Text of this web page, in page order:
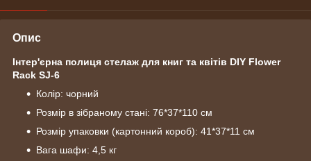
Опис
Інтер'єрна полиця стелаж для книг та квітів DIY Flower
Rack SJ-6
Колір: чорний
Розмір в зібраному стані: 76*37*110 см
Розмір упаковки (картонний короб): 41*37*11 см
Вага шафи: 4,5 кг